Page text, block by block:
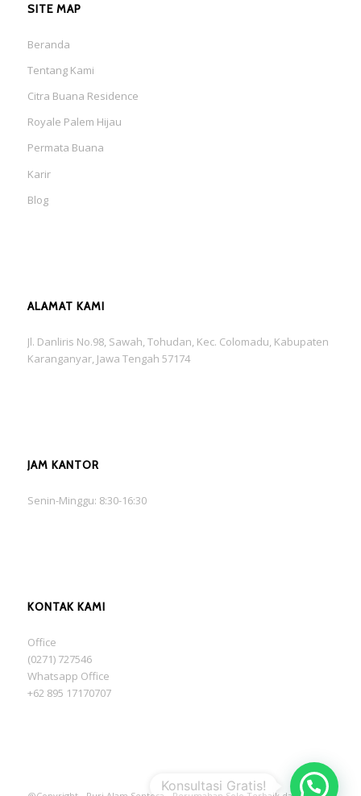
SITE MAP
Beranda
Tentang Kami
Citra Buana Residence
Royale Palem Hijau
Permata Buana
Karir
Blog
ALAMAT KAMI
Jl. Danliris No.98, Sawah, Tohudan, Kec. Colomadu, Kabupaten
Karanganyar, Jawa Tengah 57174
JAM KANTOR
Senin-Minggu: 8:30-16:30
KONTAK KAMI
Office
(0271) 727546
Whatsapp Office
+62 895 17170707